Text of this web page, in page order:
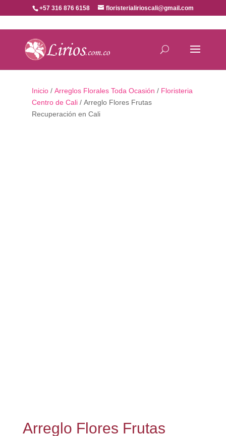
+57 316 876 6158 floristerialirioscali@gmail.com
Inicio/ Arreglos Florales Toda Ocasión / Floristeria
Centro de Cali/ Arreglo Flores Frutas
Recuperación en Cali
Arreglo Flores Frutas